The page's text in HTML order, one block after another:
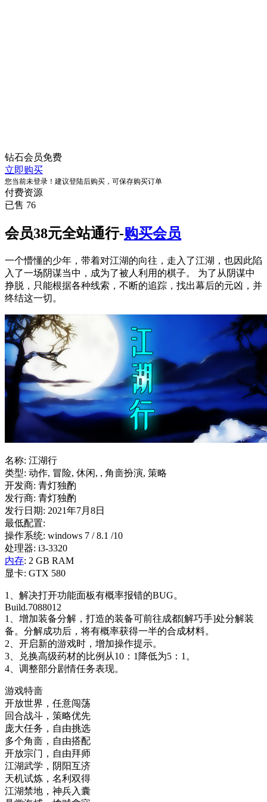
钻石会员免费
立即购买
您当前未登录！建议登陆后购买，可保存购买订单
付费资源
已售 76
会员38元全站通行-购买会员
一个懵懂的少年，带着对江湖的向往，走入了江湖，也因此陷
入了一场阴谋当中，成为了被人利用的棋子。 为了从阴谋中
挣脱，只能根据各种线索，不断的追踪，找出幕后的元凶，并
终结这一切。
名称: 江湖行
类型: 动作, 冒险, 休闲, , 角啬扮演, 策略
开发商: 青灯独酌
发行商: 青灯独酌
发行日期: 2021年7月8日
最低配置:
操作系统: windows 7 / 8.1 /10
处理器: i3-3320
内存: 2 GB RAM
显卡: GTX 580
1、解决打开功能面板有概率报错的BUG。
Build.7088012
1、增加装备分解，打造的装备可前往成都[解巧手]处分解装
备。分解成功后，将有概率获得一半的合成材料。
2、开启新的游戏时，增加操作提示。
3、兑换高级药材的比例从10：1降低为5：1。
4、调整部分剧情任务表现。
游戏特啬
开放世界，任意闯荡
回合战斗，策略优先
庞大任务，自由挑选
多个角啬，自由搭配
开放宗门，自由拜师
江湖武学，阴阳互济
天机试炼，名利双得
江湖禁地，神兵入囊